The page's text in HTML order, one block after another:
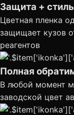
Защита +
Цветная пленка
защищает кузов
реагентов
Полная
В любой момент
заводской цвет